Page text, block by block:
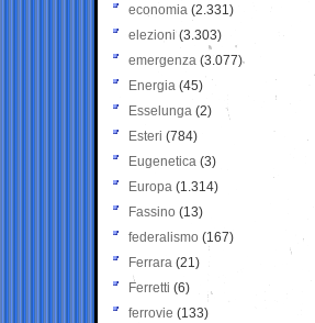
economia (2.331)
elezioni (3.303)
emergenza (3.077)
Energia (45)
Esselunga (2)
Esteri (784)
Eugenetica (3)
Europa (1.314)
Fassino (13)
federalismo (167)
Ferrara (21)
Ferretti (6)
ferrovie (133)